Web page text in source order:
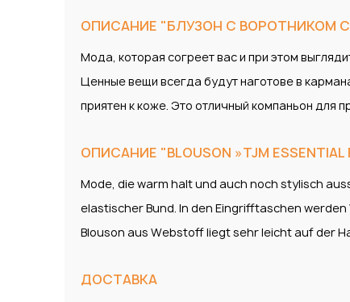
ОПИСАНИЕ "БЛУЗОН С ВОРОТНИКОМ
Мода, которая согреет вас и при этом
Ценные вещи всегда будут наготове в
приятен к коже. Это отличный компаньон для
ОПИСАНИЕ "BLOUSON »TJM ESSENTIAL
Mode, die warm halt und auch noch stylisch
elastischer Bund. In den Eingrifftaschen
Blouson aus Webstoff liegt sehr leicht auf der
ДОСТАВКА